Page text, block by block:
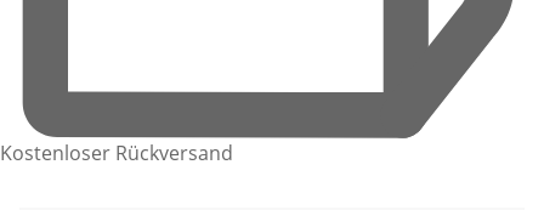
Kostenloser Rückversand